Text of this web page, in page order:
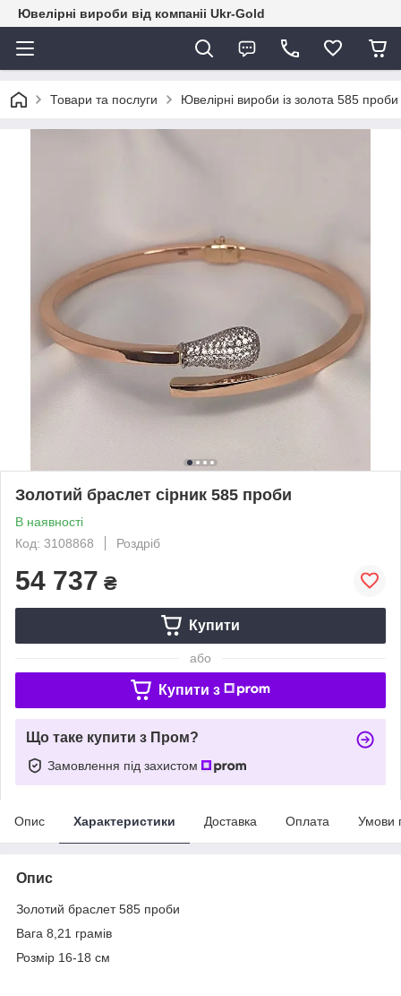
Ювелірні вироби від компаніі Ukr-Gold
Товари та послуги Ювелірні вироби із золота 585 проби
Золотий браслет сірник 585 проби
В наявності
Код: 3108868
Роздріб
54 737 ₴
Купити
або
Купити з
Що таке купити з Пром?
Замовлення під захистом
Опис Характеристики Доставка Оплата Умови
Опис
Золотий браслет 585 проби
Вага 8,21 грамів
Розмір 16-18 см